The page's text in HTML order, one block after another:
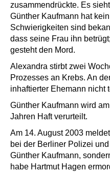
zusammendrückte. Es
Günther Kaufmann hat
Schwierigkeiten sind
dass seine Frau ihn
gesteht den Mord.
Alexandra stirbt zwei
Prozesses an Krebs. An
inhaftierter Ehemann nicht
Günther Kaufmann wird
Jahren Haft verurteilt.
Am 14. August 2003
bei der Berliner Polizei
Günther Kaufmann,
habe Hartmut Hagen